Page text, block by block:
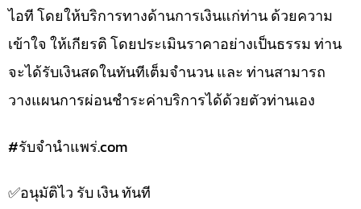
ไอที โดยให้บริการทางด้านการเงินแก่ท่าน ด้วยความ
เข้าใจ ให้เกียรติ โดยประเมินราคาอย่างเป็นธรรม ท่าน
จะได้รับเงินสดในทันทีเต็มจำนวน และ ท่านสามารถ
วางแผนการผ่อนชำระค่าบริการได้ด้วยตัวท่านเอง
#รับจํานําแพร่.com
✅️อนุมัติไว รับ เงิน ทันที